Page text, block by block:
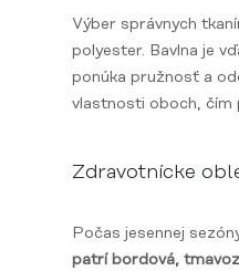
Výber správnych
polyester. Bavlna je
ponúka pružnosť a
vlastnosti oboch, čím
Zdravotnícke
Počas jesennej
patrí bordová,